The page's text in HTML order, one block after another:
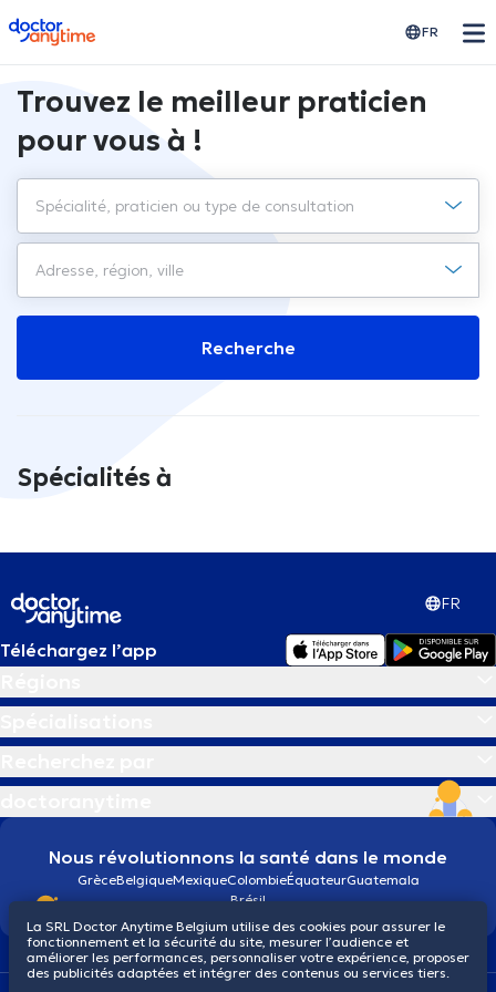
doctoranytime FR
Trouvez le meilleur praticien
pour vous à !
Recherche
Spécialités à
FR
Téléchargez l’app
Nous révolutionnons la santé dans le monde
GrèceBelgiqueMexiqueColombieÉquateurGuatemala
Brésil
La SRL Doctor Anytime Belgium utilise des cookies pour assurer le
fonctionnement et la sécurité du site, mesurer l’audience et
améliorer les performances, personnaliser votre expérience, proposer
des publicités adaptées et intégrer des contenus ou services tiers.